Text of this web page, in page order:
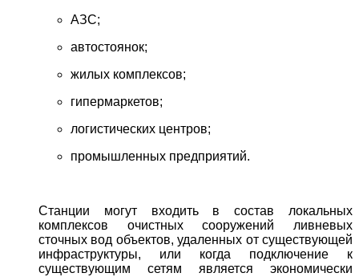
АЗС;
автостоянок;
жилых комплексов;
гипермаркетов;
логистических центров;
промышленных предприятий.
Станции могут входить в состав локальных
комплексов очистных сооружений ливневых
сточных вод объектов, удаленных от существующей
инфраструктуры, или когда подключение к
существующим сетям является экономически